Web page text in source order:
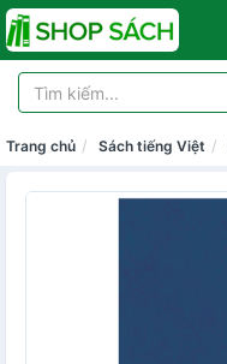
Trang chủ Sách tiếng Việt